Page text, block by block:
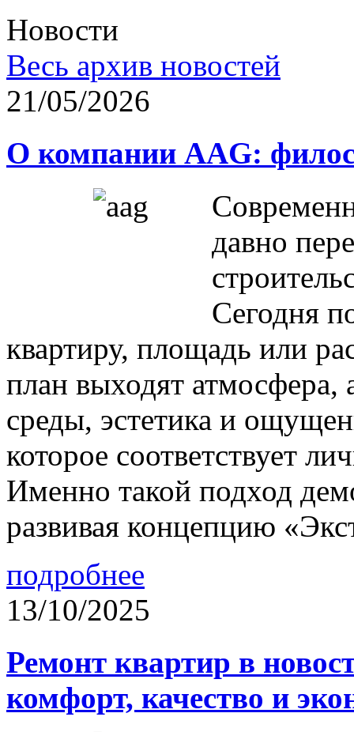
Новости
Весь архив новостей
21/05/2026
О компании AAG:
давно
Сегодня
квартиру, площадь или
план выходят атмосфера,
среды, эстетика и
которое соответствует
Именно такой подход
развивая концепцию
подробнее
13/10/2025
Ремонт квартир в
комфорт, качество и